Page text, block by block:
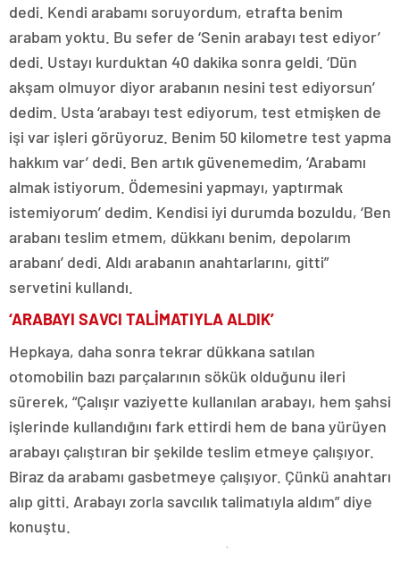
dedi. Kendi arabamı soruyordum, etrafta benim
arabam yoktu. Bu sefer de ‘Senin arabayı test ediyor’
dedi. Ustayı kurduktan 40 dakika sonra geldi. ‘Dün
akşam olmuyor diyor arabanın nesini test ediyorsun’
dedim. Usta ‘arabayı test ediyorum, test etmişken de
işi var işleri görüyoruz. Benim 50 kilometre test yapma
hakkım var’ dedi. Ben artık güvenemedim, ‘Arabamı
almak istiyorum. Ödemesini yapmayı, yaptırmak
istemiyorum’ dedim. Kendisi iyi durumda bozuldu, ‘Ben
arabanı teslim etmem, dükkanı benim, depolarım
arabanı’ dedi. Aldı arabanın anahtarlarını, gitti”
servetini kullandı.
‘ARABAYI SAVCI TALİMATIYLA ALDIK’
Hepkaya, daha sonra tekrar dükkana satılan
otomobilin bazı parçalarının sökük olduğunu ileri
sürerek, “Çalışır vaziyette kullanılan arabayı, hem şahsi
işlerinde kullandığını fark ettirdi hem de bana yürüyen
arabayı çalıştıran bir şekilde teslim etmeye çalışıyor.
Biraz da arabamı gasbetmeye çalışıyor. Çünkü anahtarı
alıp gitti. Arabayı zorla savcılık talimatıyla aldım” diye
konuştu.